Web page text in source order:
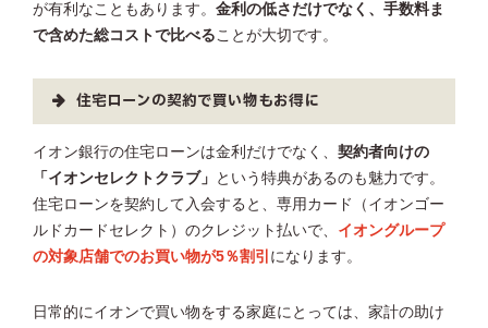
が有利なこともあります。 金利の低さだけでなく、手数料ま
で含めた総コストで比べることが大切です。
住宅ローンの契約で買い物もお得に
イオン銀行の住宅ローンは金利だけでなく、 契約者向けの
「イオンセレクトクラブ」 という特典があるのも魅力です。
住宅ローンを契約して入会すると、専用カード（イオンゴー
ルドカードセレクト）のクレジット払いで、 イオングループ
の対象店舗でのお買い物が5％割引 になります。
日常的にイオンで買い物をする家庭にとっては、家計の助け